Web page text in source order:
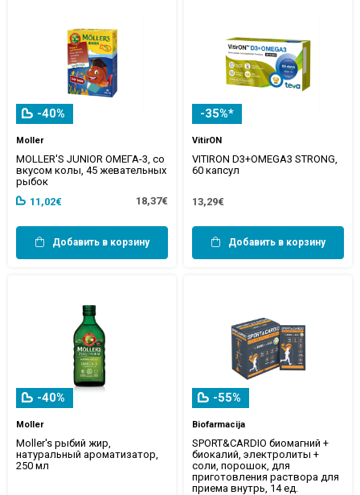
-40%
Moller
MOLLER'S JUNIOR ОМЕГА-3, со
вкусом колы, 45 жевательных
рыбок
11,02€
18,37€
Добавить в корзину
-35%*
VitirON
VITIRON D3+OMEGA3 STRONG,
60 капсул
13,29€
Добавить в корзину
-40%
Moller
Moller's рыбий жир,
натуральный ароматизатор,
250 мл
-55%
Biofarmacija
SPORT&CARDIO биомагний +
биокалий, электролиты +
соли, порошок, для
приготовления раствора для
приема внутрь, 14 ед.